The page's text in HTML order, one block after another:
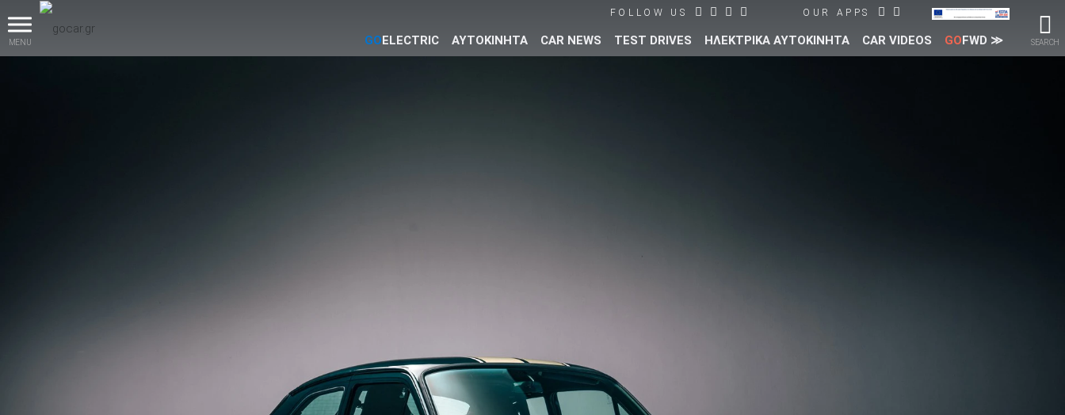
MENU SEARCH
FOLLOW US OUR APPS
GOELECTRIC ΑΥΤΟΚΙΝΗΤΑ CAR NEWS TEST DRIVES ΗΛΕΚΤΡΙΚΑ ΑΥΤΟΚΙΝΗΤΑ CAR VIDEOS GOFWD ≫